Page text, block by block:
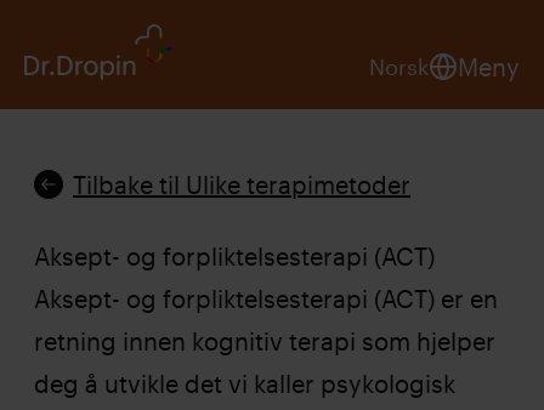
Norsk Meny
Tilbake til Ulike terapimetoder
Aksept- og forpliktelsesterapi (ACT)
Aksept- og forpliktelsesterapi (ACT) er en
retning innen kognitiv terapi som hjelper
deg å utvikle det vi kaller psykologisk